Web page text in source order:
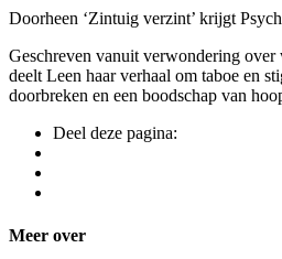
Doorheen ‘Zintuig verzint’ krijgt
Geschreven vanuit verwondering
deelt Leen haar verhaal om taboe en
doorbreken en een boodschap van
Deel deze pagina:
Meer over